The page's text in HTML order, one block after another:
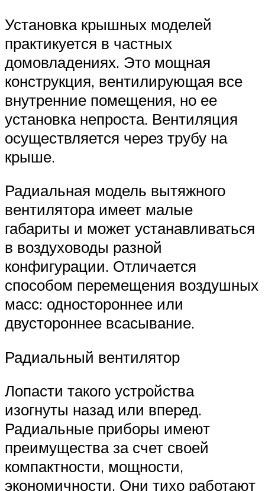
Установка крышных моделей
практикуется в частных
домовладениях. Это мощная
конструкция, вентилирующая все
внутренние помещения, но ее
установка непроста. Вентиляция
осуществляется через трубу на
крыше.
Радиальная модель вытяжного
вентилятора имеет малые
габариты и может устанавливаться
в воздуховоды разной
конфигурации. Отличается
способом перемещения воздушных
масс: одностороннее или
двустороннее всасывание.
Радиальный вентилятор
Лопасти такого устройства
изогнуты назад или вперед.
Радиальные приборы имеют
преимущества за счет своей
компактности, мощности,
экономичности. Они тихо работают